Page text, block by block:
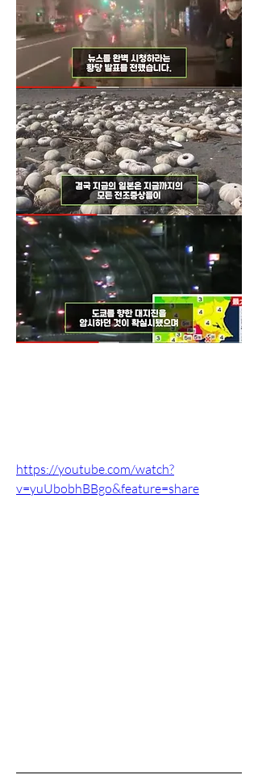
https://youtube.com/watch?
v=yuUbobhBBgo&feature=share